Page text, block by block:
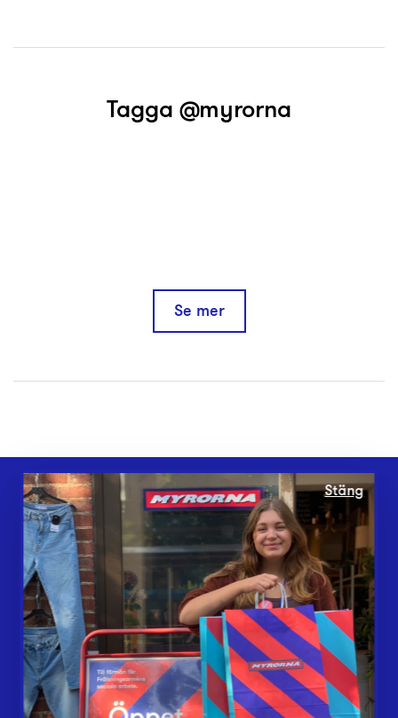
Tagga @myrorna
Se mer
Webbshop
Butiker
Lämna in
Vårt överskott
Inlämningsplatser
Om Myrorna
Lediga jobb
Stäng